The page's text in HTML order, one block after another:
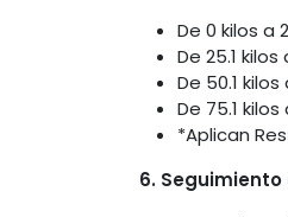
De 0 kilos a
De 25.1
De 50.1
De 75.1
*Aplican
6. Seguimiento